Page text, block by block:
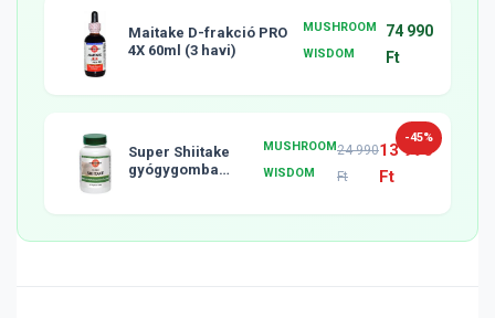
Maitake D-frakció PRO
4X 60ml (3 havi)
MUSHROOM
WISDOM
74 990
Ft
-45%
Super Shiitake
gyógygomba
MUSHROOM
WISDOM
24 990
Ft
13 990
Ft